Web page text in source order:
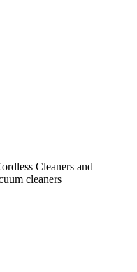
Cleaners and
cleaners